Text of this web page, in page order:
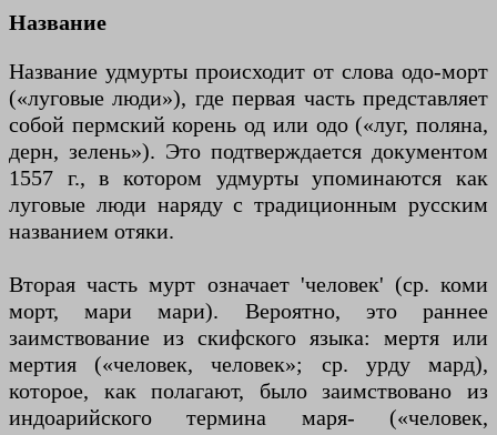
Название
Название удмурты происходит от слова одо-морт
(«луговые люди»), где первая часть представляет
собой пермский корень од или одо («луг, поляна,
дерн, зелень»). Это подтверждается документом
1557 г., в котором удмурты упоминаются как
луговые люди наряду с традиционным русским
названием отяки.
Вторая часть мурт означает 'человек' (ср. коми
морт, мари мари). Вероятно, это раннее
заимствование из скифского языка: мертя или
мертия («человек, человек»; ср. урду мард),
которое, как полагают, было заимствовано из
индоарийского термина маря- («человек,